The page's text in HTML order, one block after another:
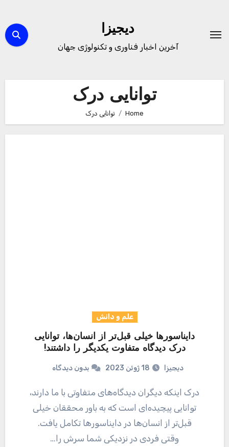
content
دیجیزا
آخرین اخبار فناوری و تکنولوژی جهان
توانایی درک
Home توانایی درک
علم و دانش
دایناسورها خیلی قبل‌تر از انسان‌ها، توانایی
درک دیدگاه متفاوت یکدیگر را داشتند!
دیجیزا 18 ژوئن 2023 بدون دیدگاه
درک اینکه دیگران دیدگاه‌های متفاوتی با ما دارند،
توانایی پیچیده‌ای است که به باور محققان خیلی
قبل‌تر از انسان‌ها در دایناسورها تکامل یافت.
وقتی فردی در نزدیکی شما سرش را…